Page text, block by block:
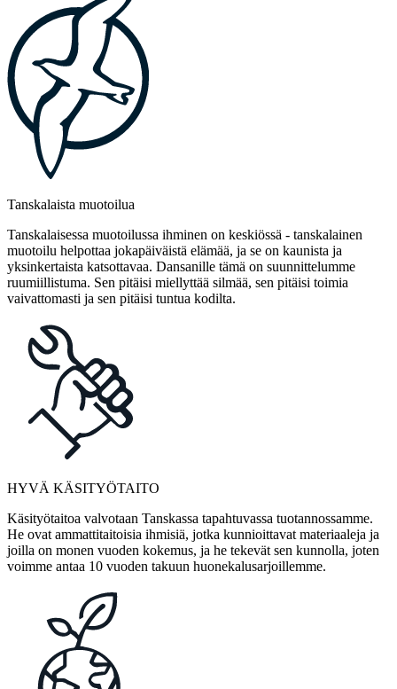
Tanskalaista muotoilua
Tanskalaisessa muotoilussa ihminen on keskiössä - tanskalainen
muotoilu helpottaa jokapäiväistä elämää, ja se on kaunista ja
yksinkertaista katsottavaa. Dansanille tämä on suunnittelumme
ruumiillistuma. Sen pitäisi miellyttää silmää, sen pitäisi toimia
vaivattomasti ja sen pitäisi tuntua kodilta.
HYVÄ KÄSITYÖTAITO
Käsityötaitoa valvotaan Tanskassa tapahtuvassa tuotannossamme.
He ovat ammattitaitoisia ihmisiä, jotka kunnioittavat materiaaleja ja
joilla on monen vuoden kokemus, ja he tekevät sen kunnolla, joten
voimme antaa 10 vuoden takuun huonekalusarjoillemme.